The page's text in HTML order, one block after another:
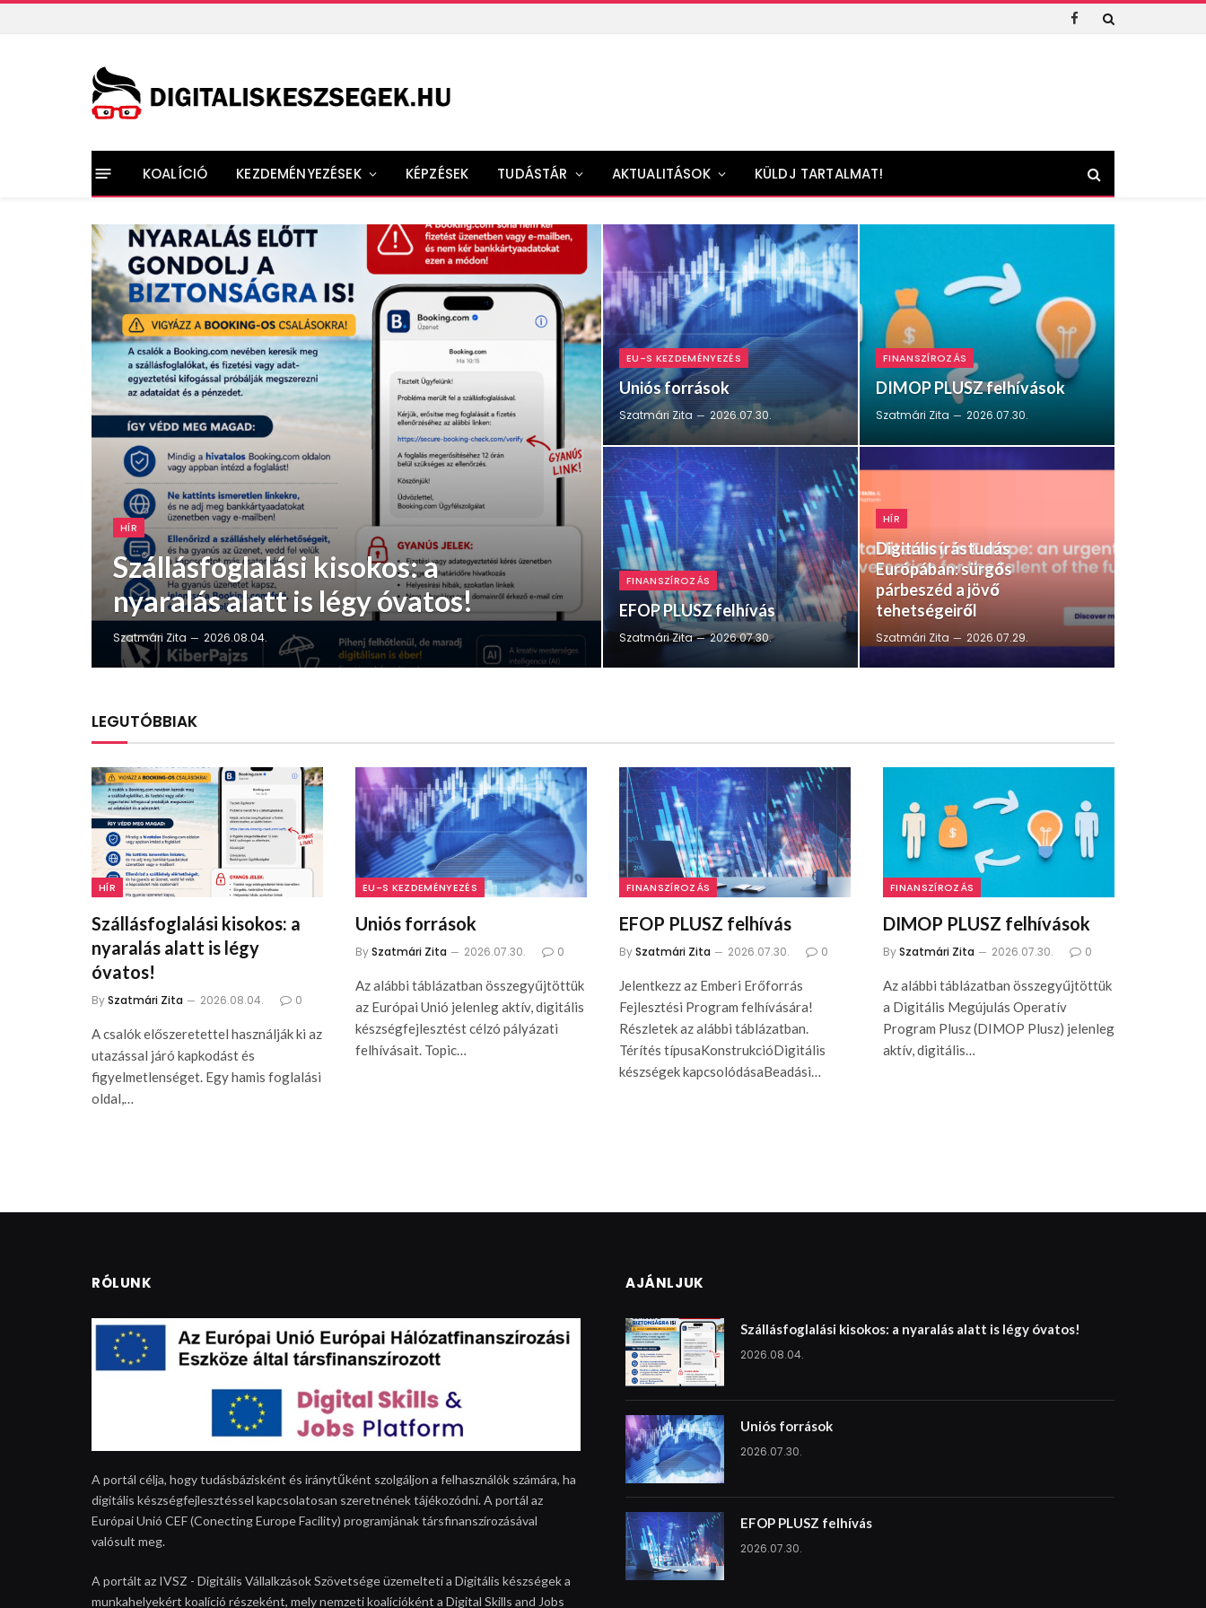
Facebook
KOALÍCIÓ KEZDEMÉNYEZÉSEK KÉPZÉSEK TUDÁSTÁR AKTUALITÁSOK KÜLDJ TARTALMAT!
HÍR
Szállásfoglalási kisokos: a
nyaralás alatt is légy óvatos!
Szatmári Zita 2026.08.04.
EU-S KEZDEMÉNYEZÉS
Uniós források
Szatmári Zita 2026.07.30.
FINANSZÍROZÁS
EFOP PLUSZ felhívás
Szatmári Zita 2026.07.30.
FINANSZÍROZÁS
DIMOP PLUSZ felhívások
Szatmári Zita 2026.07.30.
HÍR
Digitális írástudás
Európában: sürgős
párbeszéd a jövő
tehetségeiről
Szatmári Zita 2026.07.29.
LEGUTÓBBIAK
HÍR
Szállásfoglalási kisokos: a
nyaralás alatt is légy
óvatos!
BySzatmári Zita 2026.08.04. 0
A csalók előszeretettel használják ki az
utazással járó kapkodást és
figyelmetlenséget. Egy hamis foglalási
oldal,…
EU-S KEZDEMÉNYEZÉS
Uniós források
BySzatmári Zita 2026.07.30. 0
Az alábbi táblázatban összegyűjtöttük
az Európai Unió jelenleg aktív, digitális
készségfejlesztést célzó pályázati
felhívásait. Topic…
FINANSZÍROZÁS
EFOP PLUSZ felhívás
BySzatmári Zita 2026.07.30. 0
Jelentkezz az Emberi Erőforrás
Fejlesztési Program felhívására!
Részletek az alábbi táblázatban.
Térítés típusaKonstrukcióDigitális
készségek kapcsolódásaBeadási…
FINANSZÍROZÁS
DIMOP PLUSZ felhívások
BySzatmári Zita 2026.07.30. 0
Az alábbi táblázatban összegyűjtöttük
a Digitális Megújulás Operatív
Program Plusz (DIMOP Plusz) jelenleg
aktív, digitális…
RÓLUNK
A portál célja, hogy tudásbázisként és iránytűként szolgáljon a felhasználók számára, ha
digitális készségfejlesztéssel kapcsolatosan szeretnének tájékozódni. A portál az
Európai Unió CEF (Conecting Europe Facility) programjának társfinanszírozásával
valósult meg.
A portált az IVSZ - Digitális Vállalkzások Szövetsége üzemelteti a Digitális készségek a
munkahelyekért koalíció részeként, mely nemzeti koalícióként a Digital Skills and Jobs
AJÁNLJUK
Szállásfoglalási kisokos: a nyaralás alatt is légy óvatos!
2026.08.04.
Uniós források
2026.07.30.
EFOP PLUSZ felhívás
2026.07.30.